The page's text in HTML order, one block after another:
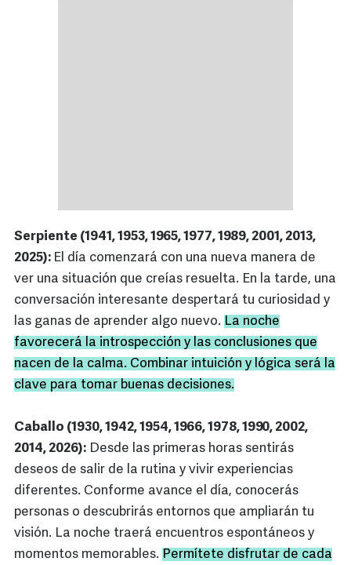
Serpiente (1941, 1953, 1965, 1977, 1989, 2001, 2013,
2025): El día comenzará con una nueva manera de
ver una situación que creías resuelta. En la tarde, una
conversación interesante despertará tu curiosidad y
las ganas de aprender algo nuevo. La noche
favorecerá la introspección y las conclusiones que
nacen de la calma. Combinar intuición y lógica será la
clave para tomar buenas decisiones.
Caballo (1930, 1942, 1954, 1966, 1978, 1990, 2002,
2014, 2026): Desde las primeras horas sentirás
deseos de salir de la rutina y vivir experiencias
diferentes. Conforme avance el día, conocerás
personas o descubrirás entornos que ampliarán tu
visión. La noche traerá encuentros espontáneos y
momentos memorables. Permítete disfrutar de cada